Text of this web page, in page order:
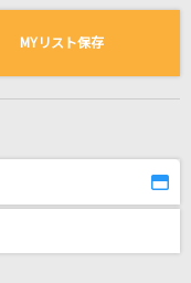
曲の一覧
MYリスト保存